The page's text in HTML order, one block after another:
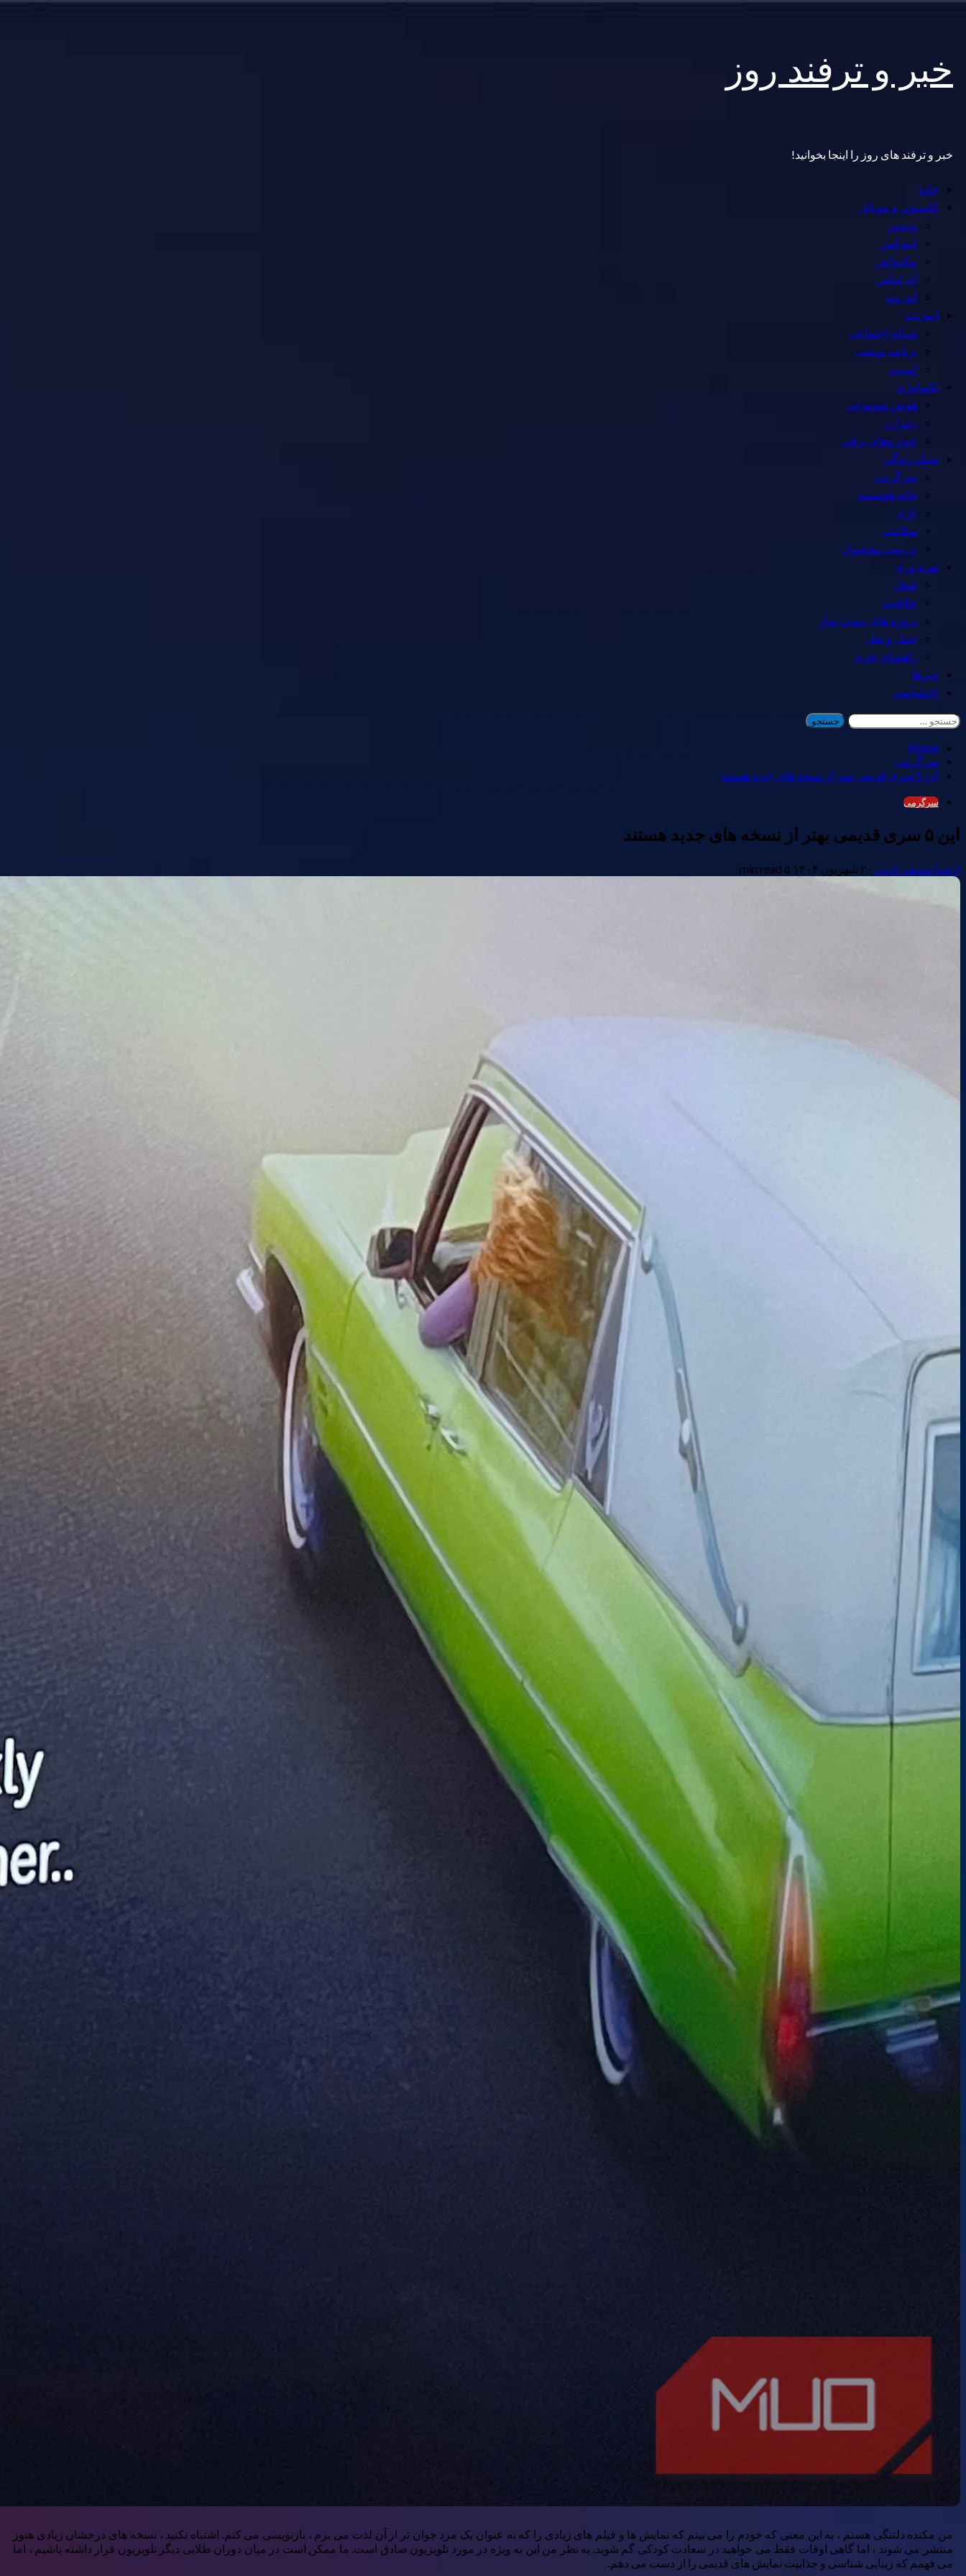
content
خبر و ترفند روز
خبر و ترفند های روز را اینجا بخوانید!
Primary
Menu
خانه
کامپیوتر و موبایل
ویندوز
لینوکس
مکینتاش
آی اواس
اندروید
اینترنت
شبکه اجتماعی
برنامه نویسی
امنیت
تکنولوژی
هوش مصنوعی
رمزارز
خودروهای برقی
سبک زندگی
سرگرمی
خانه هوشمند
بازی
سلامتی
بررسی محصول
بهره وری
شغل
خلاقیت
پروژه های دست ساز
حمل و نقل
راهنمای خرید
خبرها
اختصاصی
جستجو
برای:
Home
سرگرمی
این 5 سری قدیمی بهتر از نسخه های جدید هستند
سرگرمی
این ۵ سری قدیمی بهتر از نسخه های جدید هستند
ارشیا یوسفی ادیب ۲۰ شهریور, ۱۴۰۴ ۵ min read
من مکنده دلتنگی هستم ، به این معنی که خودم را می بینم که نمایش ها و فیلم های زیادی را که به عنوان یک مرد جوان تر از آن لذت می برم ، بازنویسی می کنم. اشتباه نکنید ، نسخه های درخشان زیادی هنوز
منتشر می شوند ، اما گاهی اوقات فقط می خواهید در سعادت کودکی گم شوید. به نظر من این به ویژه در مورد تلویزیون صادق است. ما ممکن است در میان دوران طلایی دیگر تلویزیون قرار داشته باشیم ، اما
می فهمم که زیبایی شناسی و جذابیت نمایش های قدیمی را از دست می دهم.